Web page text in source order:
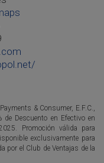
& Consumer, E.F.C.,
Descuento en Efectivo en
Promoción válida para
exclusivamente para
por el Club de Ventajas de la